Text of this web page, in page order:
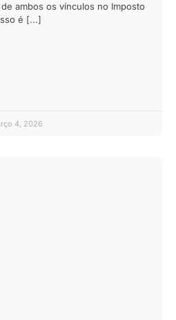
ambos os vínculos no Imposto
é [...]
4, 2026